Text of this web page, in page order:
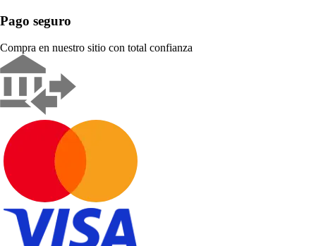
Pago seguro
Compra en nuestro sitio con total confianza